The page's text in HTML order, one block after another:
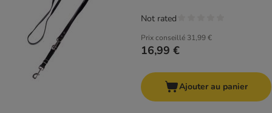
Prix conseillé 31,99 €
16,99 €
Not rated
Ajouter au panier